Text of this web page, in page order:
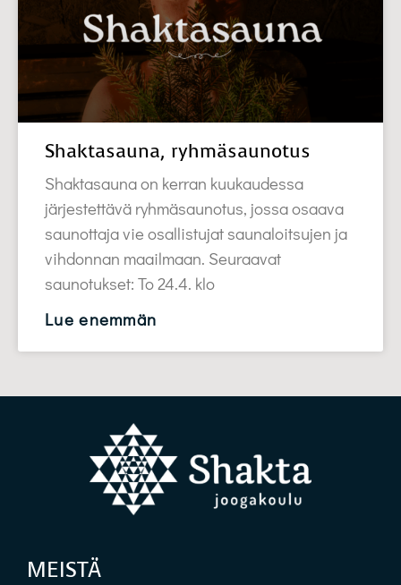
Shaktasauna, ryhmäsaunotus
Shaktasauna on kerran kuukaudessa
järjestettävä ryhmäsaunotus, jossa osaava
saunottaja vie osallistujat saunaloitsujen ja
vihdonnan maailmaan. Seuraavat
saunotukset: To 24.4. klo
Lue enemmän
MEISTÄ